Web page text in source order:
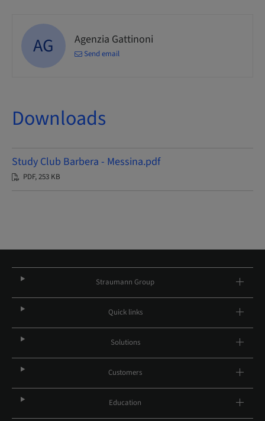
AG Agenzia Gattinoni
Send email
Downloads
Study Club Barbera - Messina.pdf
PDF, 253 KB
Straumann Group
Quick links
Solutions
Customers
Education